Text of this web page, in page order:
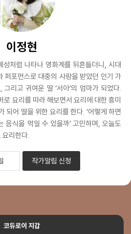
이정현
처럼 나타나 영화계를 뒤흔들더니, 시대
퍼포먼스로 대중의 사랑을 받았던 인기 가
리고 귀여운 딸 ‘서아’의 엄마가 되었다.
로 요리를 따라 해보면서 요리에 대한 흥미
되어 딸을 위한 요리를 한다. ‘어떻게 하면
음식을 먹일 수 있을까’ 고민하며, 오늘도
요리한다.
작가알림 신청
코듀로이 지갑